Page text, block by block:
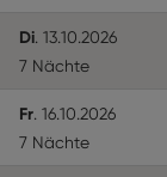
Di. 13.10.2026
7 Nächte
Fr. 16.10.2026
7 Nächte